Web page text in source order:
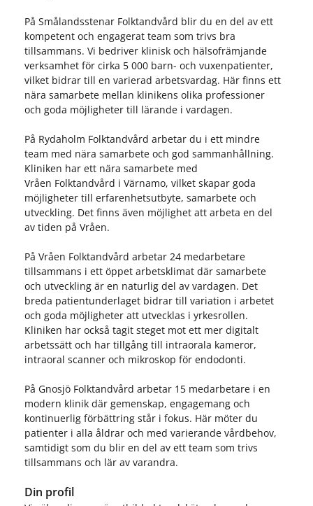
På Smålandsstenar Folktandvård blir du en del av ett
kompetent och engagerat team som trivs bra
tillsammans. Vi bedriver klinisk och hälsofrämjande
verksamhet för cirka 5 000 barn- och vuxenpatienter,
vilket bidrar till en varierad arbetsvardag. Här finns ett
nära samarbete mellan klinikens olika professioner
och goda möjligheter till lärande i vardagen.
På Rydaholm Folktandvård arbetar du i ett mindre
team med nära samarbete och god sammanhållning.
Kliniken har ett nära samarbete med
Vråen Folktandvård i Värnamo, vilket skapar goda
möjligheter till erfarenhetsutbyte, samarbete och
utveckling. Det finns även möjlighet att arbeta en del
av tiden på Vråen.
På Vråen Folktandvård arbetar 24 medarbetare
tillsammans i ett öppet arbetsklimat där samarbete
och utveckling är en naturlig del av vardagen. Det
breda patientunderlaget bidrar till variation i arbetet
och goda möjligheter att utvecklas i yrkesrollen.
Kliniken har också tagit steget mot ett mer digitalt
arbetssätt och har tillgång till intraorala kameror,
intraoral scanner och mikroskop för endodonti.
På Gnosjö Folktandvård arbetar 15 medarbetare i en
modern klinik där gemenskap, engagemang och
kontinuerlig förbättring står i fokus. Här möter du
patienter i alla åldrar och med varierande vårdbehov,
samtidigt som du blir en del av ett team som trivs
tillsammans och lär av varandra.
Din profil